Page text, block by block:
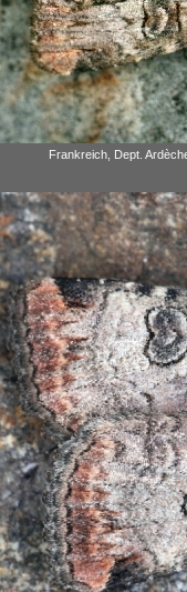
Frankreich, Dept.